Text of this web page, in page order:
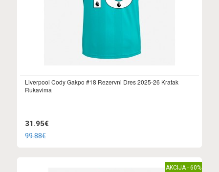
Liverpool Cody Gakpo #18 Rezervni Dres 2025-26 Kratak
Rukavima
31.95€
99.88€
AKCIJA - 60%